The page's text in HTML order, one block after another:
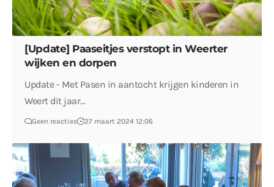
[Update] Paaseitjes verstopt in Weerter
wijken en dorpen
Update - Met Pasen in aantocht krijgen kinderen in
Weert dit jaar…
Geen reacties 27 maart 2024 12:06